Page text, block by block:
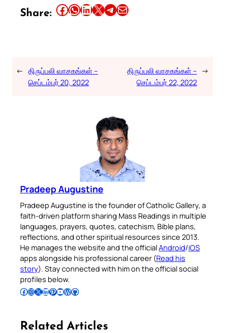
Share: Share this article on Facebook Share this article on WhatsApp Share this article on LinkedIn Share this article on X Share this article on TelegramEmail this Article
← திருப்பலி வாசகங்கள் –
செப்டம்பர் 20, 2022
திருப்பலி வாசகங்கள் –
செப்டம்பர் 22, 2022
→
Pradeep Augustine
Pradeep Augustine is the founder of Catholic Gallery, a
faith-driven platform sharing Mass Readings in multiple
languages, prayers, quotes, catechism, Bible plans,
reflections, and other spiritual resources since 2013.
He manages the website and the officialAndroid/iOS
apps alongside his professional career (Read his
story). Stay connected with him on the official social
profiles below.
Follow Pradeep on Facebook Follow Pradeep on InstagramFollow Pradeep on X Follow Pradeep on LinkedIn Follow Pradeep on Pinterest Subscribe to Pradeep’s Youtube Channel Follow Pradeep on WordPress Follow Pradeep on GitHub
Related Articles